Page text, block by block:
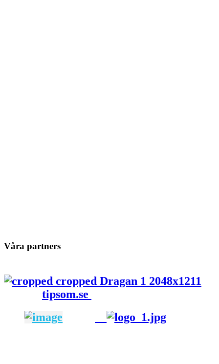
Våra partners
tipsom.se